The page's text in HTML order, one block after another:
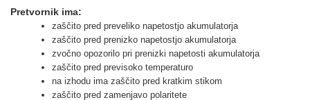
Pretvornik ima:
zaščito pred preveliko napetostjo akumulatorja
zaščito pred prenizko napetostjo akumulatorja
zvočno opozorilo pri prenizki napetosti akumulatorja
zaščito pred previsoko temperaturo
na izhodu ima zaščito pred kratkim stikom
zaščito pred zamenjavo polaritete